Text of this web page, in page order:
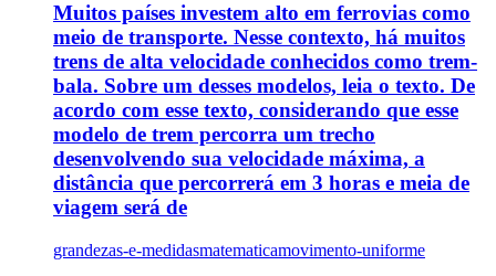
Muitos países investem alto em ferrovias como
meio de transporte. Nesse contexto, há muitos
trens de alta velocidade conhecidos como trem-
bala. Sobre um desses modelos, leia o texto. De
acordo com esse texto, considerando que esse
modelo de trem percorra um trecho
desenvolvendo sua velocidade máxima, a
distância que percorrerá em 3 horas e meia de
viagem será de
grandezas-e-medidasmatematicamovimento-uniforme